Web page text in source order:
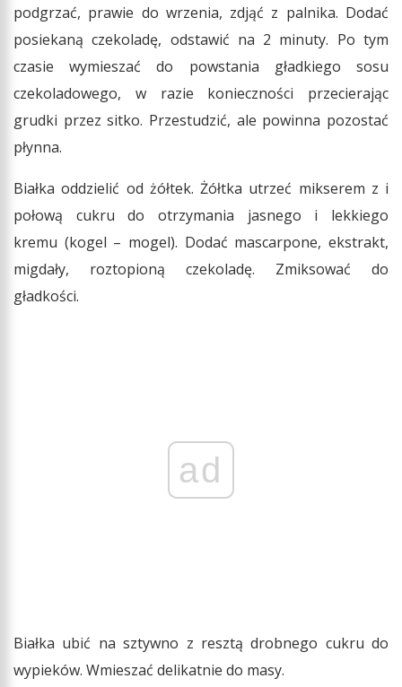
podgrzać, prawie do wrzenia, zdjąć z palnika. Dodać
posiekaną czekoladę, odstawić na 2 minuty. Po tym
czasie wymieszać do powstania gładkiego sosu
czekoladowego, w razie konieczności przecierając
grudki przez sitko. Przestudzić, ale powinna pozostać
płynna.
Białka oddzielić od żółtek. Żółtka utrzeć mikserem z i
połową cukru do otrzymania jasnego i lekkiego
kremu (kogel – mogel). Dodać mascarpone, ekstrakt,
migdały, roztopioną czekoladę. Zmiksować do
gładkości.
ad
Białka ubić na sztywno z resztą drobnego cukru do
wypieków. Wmieszać delikatnie do masy.